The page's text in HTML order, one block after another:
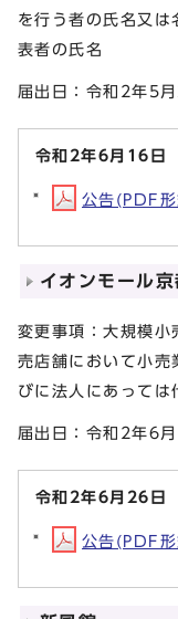
を行う者の氏名又は
表者の氏名
届出日：令和2年5
令和2年6月16日
公告(PDF
イオンモール京
変更事項：大規模小
売店舗において小売
びに法人にあっては
届出日：令和2年6
令和2年6月26日
公告(PDF